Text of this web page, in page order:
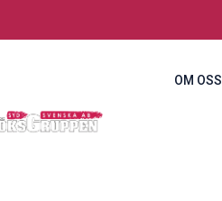
OM OSS